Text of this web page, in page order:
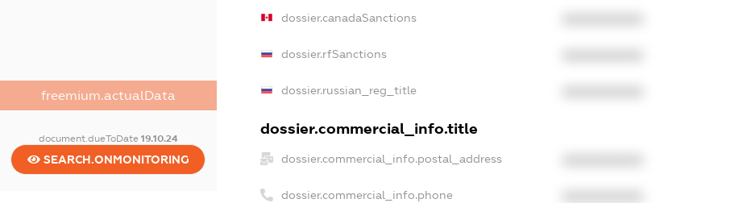
freemium.actualData
document.dueToDate 19.10.24
SEARCH.ONMONITORING
dossier.canadaSanctions
dossier.rfSanctions
dossier.russian_reg_title
dossier.commercial_info.title
dossier.commercial_info.postal_address
dossier.commercial_info.phone